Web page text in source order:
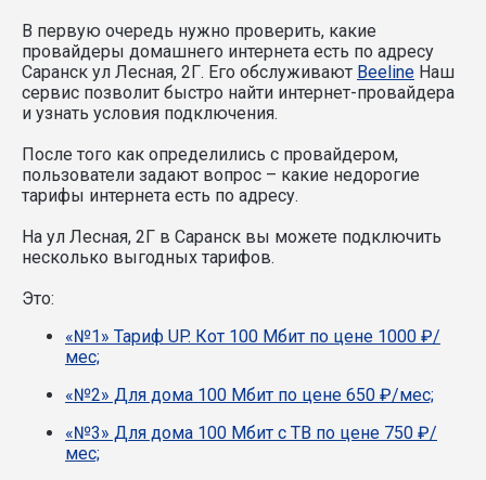
В первую очередь нужно проверить, какие
провайдеры домашнего интернета есть по адресу
Саранск ул Лесная, 2Г. Его обслуживают Beeline Наш
сервис позволит быстро найти интернет-провайдера
и узнать условия подключения.
После того как определились с провайдером,
пользователи задают вопрос – какие недорогие
тарифы интернета есть по адресу.
На ул Лесная, 2Г в Саранск вы можете подключить
несколько выгодных тарифов.
Это:
«№1» Тариф UP. Кот 100 Мбит по цене 1000 ₽/
мес;
«№2» Для дома 100 Мбит по цене 650 ₽/мес;
«№3» Для дома 100 Мбит с ТВ по цене 750 ₽/
мес;